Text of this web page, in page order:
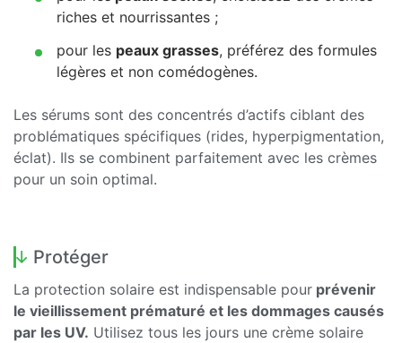
riches et nourrissantes ;
pour les peaux grasses, préférez des formules
légères et non comédogènes.
Les sérums sont des concentrés d’actifs ciblant des
problématiques spécifiques (rides, hyperpigmentation,
éclat). Ils se combinent parfaitement avec les crèmes
pour un soin optimal.
Protéger
La protection solaire est indispensable pour prévenir
le vieillissement prématuré et les dommages causés
par les UV. Utilisez tous les jours une crème solaire